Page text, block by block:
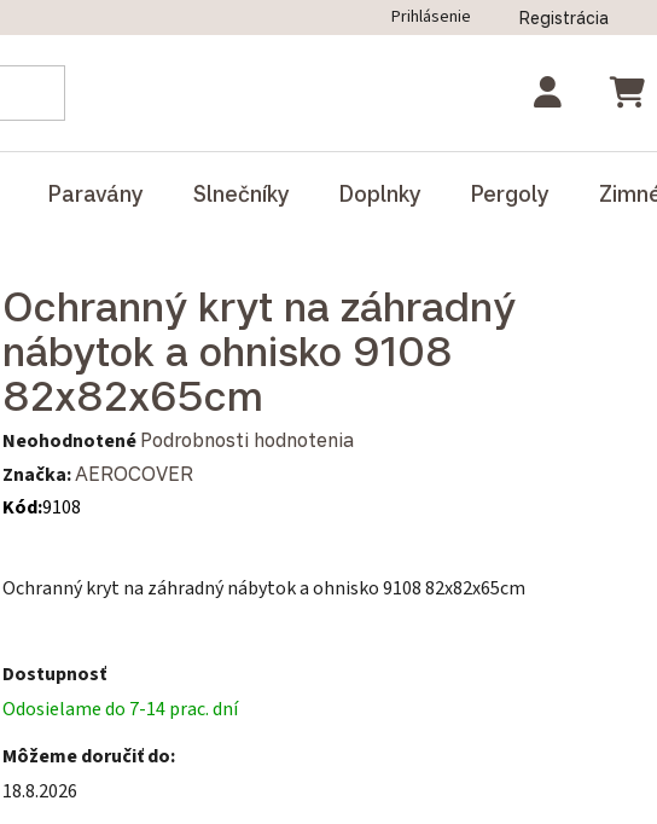
Odstúpenie od zmluvy
Prihlásenie Registrácia
Paravány Slnečníky Doplnky Pergoly
Ochranný kryt na záhradný
nábytok a ohnisko 9108
82x82x65cm
Priemerné hodnotenie produktu je 0,0 z 5 hviezdičiek.
Neohodnotené Podrobnosti hodnotenia
Značka:AEROCOVER
Kód:9108
Ochranný kryt na záhradný nábytok a ohnisko 9108 82x82x65cm
Dostupnosť
Odosielame do 7-14 prac. dní
Môžeme doručiť do:
18.8.2026